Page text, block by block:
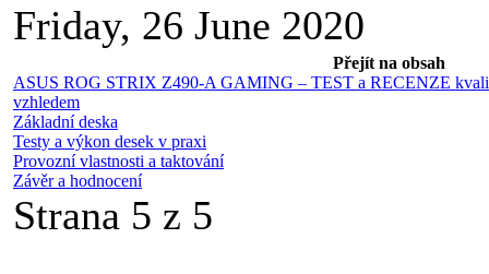
Friday, 26 June 2020
Přejít na obsah
ASUS ROG STRIX Z490-A GAMING – TEST a RECENZE
vzhledem
Základní deska
Testy a výkon desek v praxi
Provozní vlastnosti a taktování
Závěr a hodnocení
Strana 5 z 5